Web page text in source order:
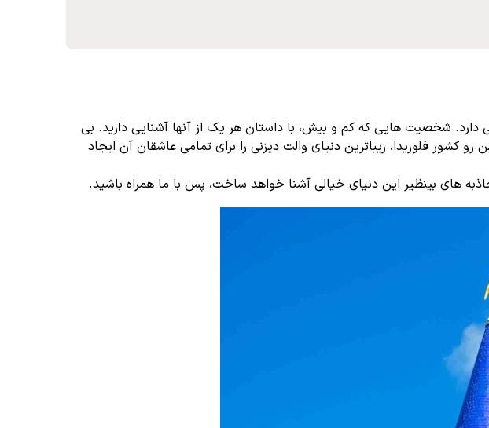
شخصیت هایی که کم و بیش، با داستان هر یک از آنها آشنایی دارید. بی
کشور فلوریدا، زیباترین دنیای والت دیزنی را برای تمامی عاشقان آن ایجاد
های بینظیر این دنیای خیالی آشنا خواهد ساخت، پس با ما همراه باشید.